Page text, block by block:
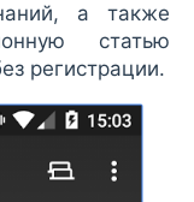
а также
статью
регистрации.